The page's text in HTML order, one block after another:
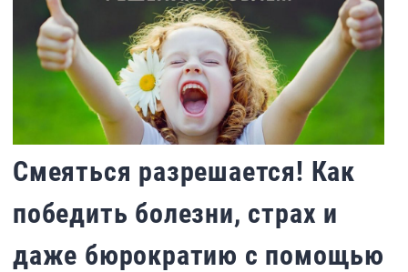
Смеяться разрешается! Как
победить болезни, страх и
даже бюрократию с помощью